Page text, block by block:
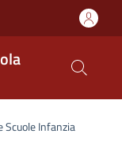
Scuole Infanzia